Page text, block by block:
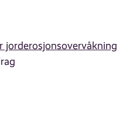
jorderosjonsovervåkning